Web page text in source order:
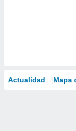
Actualidad Mapa